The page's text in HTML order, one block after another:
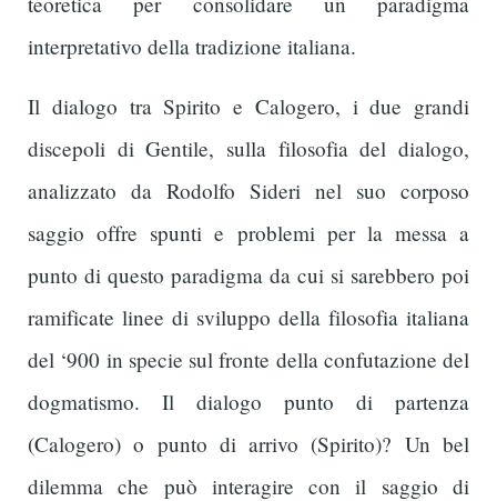
interpretativo della tradizione italiana.
Il dialogo tra Spirito e Calogero, i due grandi
discepoli di Gentile, sulla filosofia del dialogo,
analizzato da Rodolfo Sideri nel suo corposo
saggio offre spunti e problemi per la messa a
punto di questo paradigma da cui si sarebbero poi
ramificate linee di sviluppo della filosofia italiana
del ‘900 in specie sul fronte della confutazione del
dogmatismo. Il dialogo punto di partenza
(Calogero) o punto di arrivo (Spirito)? Un bel
dilemma che può interagire con il saggio di